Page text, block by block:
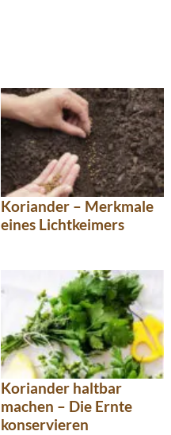
Koriander – Merkmale
eines Lichtkeimers
Koriander haltbar
machen – Die Ernte
konservieren